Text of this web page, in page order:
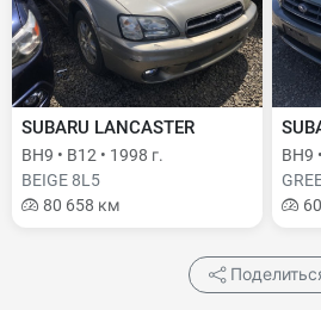
SUBARU LANCASTER
BH9 • B12 • 1998 г.
BEIGE 8L5
80 658 км
BH9